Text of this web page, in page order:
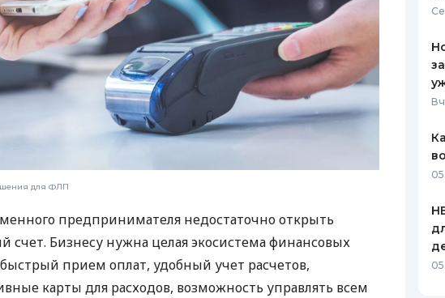
для ФЛП
предпринимателя недостаточно открыть
счет. Бизнесу нужна целая экосистема финансовых
быстрый прием оплат, удобный учет расчетов,
карты для расходов, возможность управлять всем